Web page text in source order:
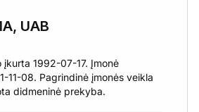
UAB
įkurta 1992-07-17. Įmonė
11-08. Pagrindinė įmonės veikla
didmeninė prekyba.